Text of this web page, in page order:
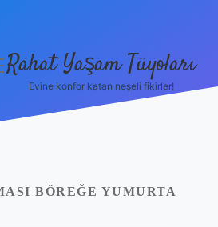
Rahat Yaşam Tüyoları
Evine konfor katan neşeli fikirler!
BÖREĞE YUMURTA